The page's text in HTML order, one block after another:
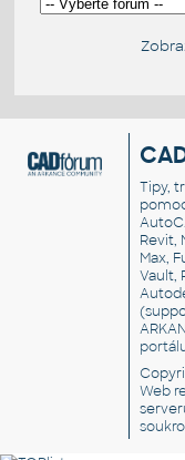
Tipy,
Revit,
Max,
Vault,
Web